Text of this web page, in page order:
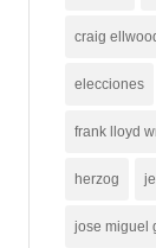
craig
elecciones
frank lloyd
herzog
jose miguel